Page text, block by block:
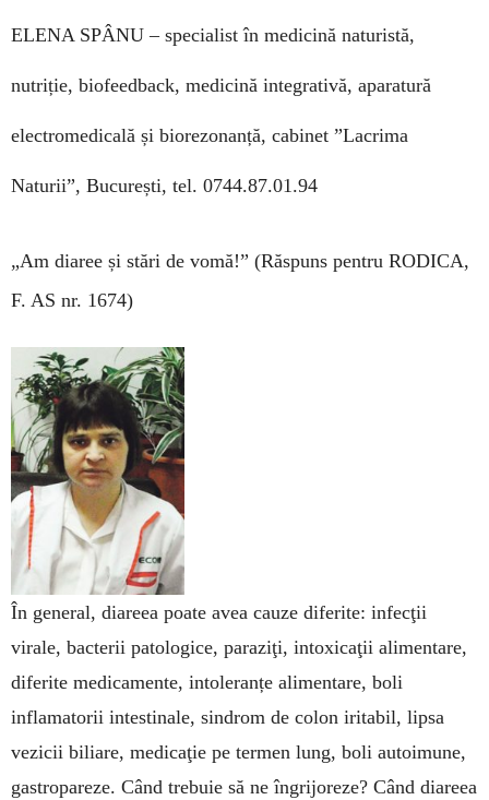
ELENA SPÂNU – specialist în medicină naturistă,
nutriție, biofeedback, medicină integrativă, aparatură
electromedicală și biorezonanță, cabinet ”Lacrima
Naturii”, București, tel. 0744.87.01.94
„Am diaree și stări de vomă!” (Răspuns pentru RODICA,
F. AS nr. 1674)
În general, diareea poate avea cauze diferite: infecţii
virale, bacterii patologice, paraziţi, intoxicaţii alimentare,
diferite medicamente, intoleranțe alimentare, boli
inflamatorii intestinale, sindrom de colon iritabil, lipsa
vezicii biliare, medicaţie pe termen lung, boli autoimune,
gastropareze. Când trebuie să ne îngrijoreze? Când diareea